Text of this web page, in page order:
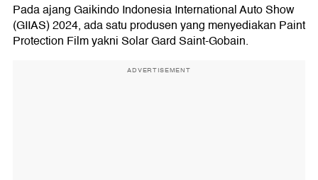
Pada ajang Gaikindo Indonesia International Auto Show
(GIIAS) 2024, ada satu produsen yang menyediakan Paint
Protection Film yakni Solar Gard Saint-Gobain.
ADVERTISEMENT